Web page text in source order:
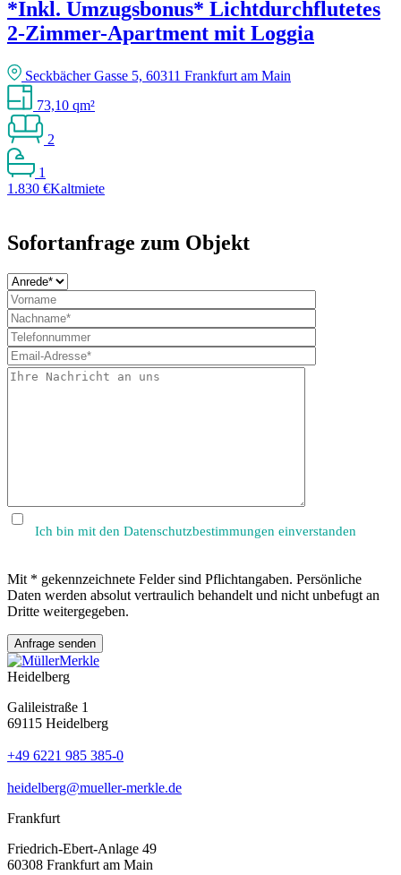
*Inkl. Umzugsbonus* Lichtdurchflutetes
2-Zimmer-Apartment mit Loggia
Seckbächer Gasse 5, 60311 Frankfurt am Main
73,10 qm²
2
1
1.830 €Kaltmiete
Sofortanfrage zum Objekt
Bitte
Ich bin mit den Datenschutzbestimmungen einverstanden
Mit * gekennzeichnete Felder sind Pflichtangaben. Persönliche
Daten werden absolut vertraulich behandelt und nicht unbefugt an
Dritte weitergegeben.
Heidelberg
Galileistraße 1
69115 Heidelberg
+49 6221 985 385-0
heidelberg@mueller-merkle.de
Frankfurt
Friedrich-Ebert-Anlage 49
60308 Frankfurt am Main